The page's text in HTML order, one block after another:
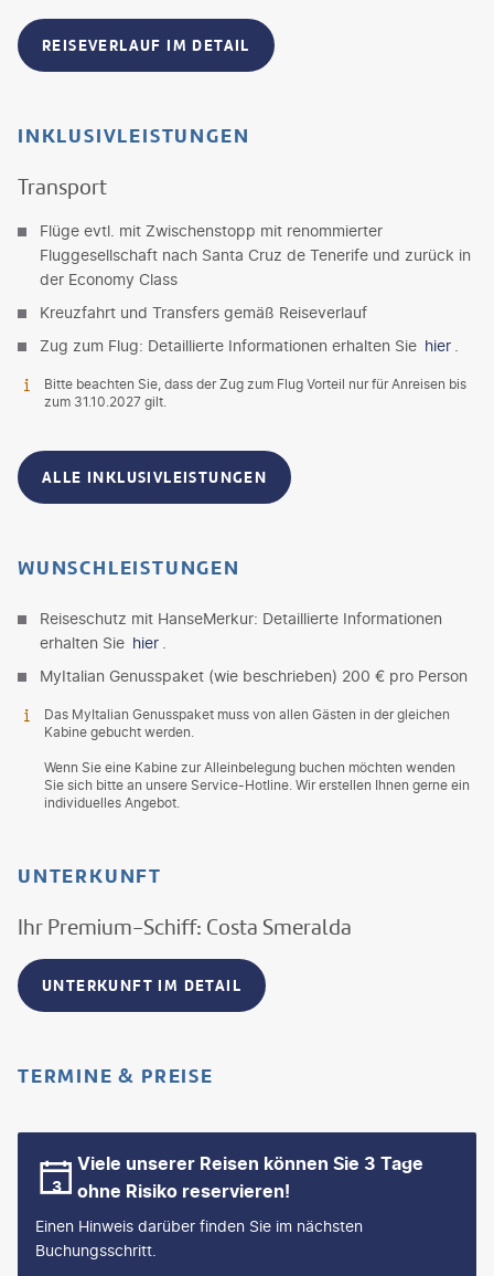
REISEVERLAUF IM DETAIL
INKLUSIVLEISTUNGEN
Transport
Flüge evtl. mit Zwischenstopp mit renommierter
Fluggesellschaft nach Santa Cruz de Tenerife und zurück in
der Economy Class
Kreuzfahrt und Transfers gemäß Reiseverlauf
Zug zum Flug: Detaillierte Informationen erhalten Sie hier
Bitte beachten Sie, dass der Zug zum Flug Vorteil nur für Anreisen bis
zum 31.10.2027 gilt.
ALLE INKLUSIVLEISTUNGEN
WUNSCHLEISTUNGEN
Reiseschutz mit HanseMerkur: Detaillierte Informationen
erhalten Sie hier
MyItalian Genusspaket (wie beschrieben) 200 € pro Person
Das MyItalian Genusspaket muss von allen Gästen in der gleichen
Kabine gebucht werden.
Wenn Sie eine Kabine zur Alleinbelegung buchen möchten wenden
Sie sich bitte an unsere Service-Hotline. Wir erstellen Ihnen gerne ein
individuelles Angebot.
UNTERKUNFT
Ihr Premium-Schiff: Costa Smeralda
UNTERKUNFT IM DETAIL
TERMINE & PREISE
Viele unserer Reisen können Sie 3 Tage
ohne Risiko reservieren!
Einen Hinweis darüber finden Sie im nächsten
Buchungsschritt.